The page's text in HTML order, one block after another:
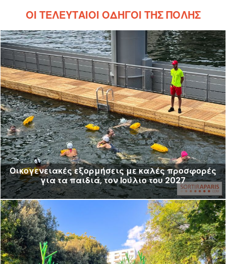
ΟΙ ΤΕΛΕΥΤΑΊΟΙ ΟΔΗΓΟΊ ΤΗΣ ΠΌΛΗΣ
Οικογενειακές εξορμήσεις με καλές προσφορές
για τα παιδιά, τον Ιούλιο του 2027